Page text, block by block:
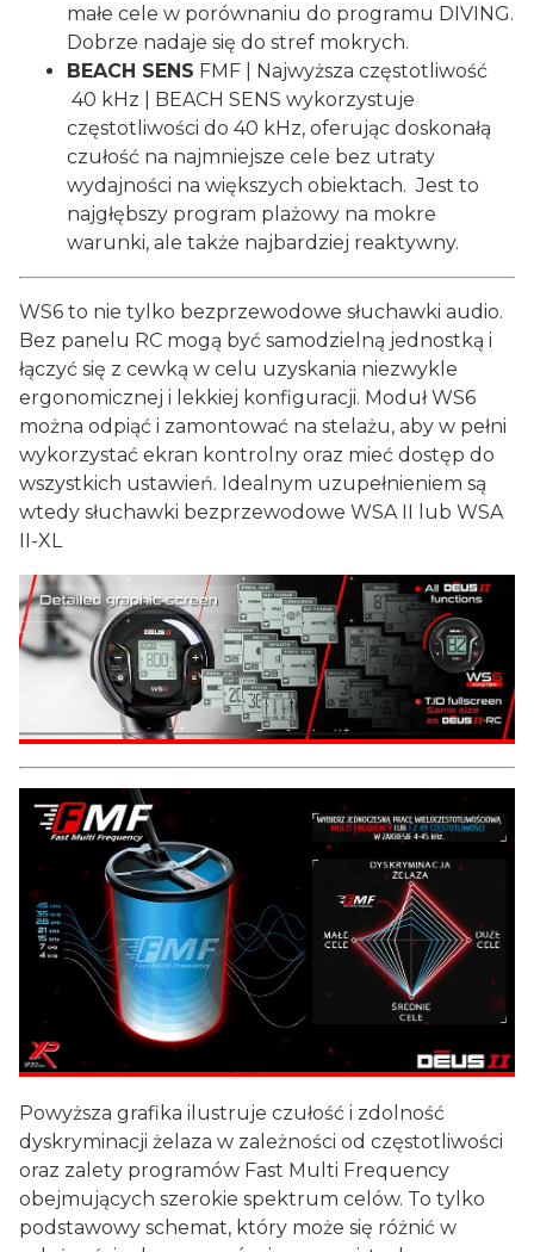
małe cele w porównaniu do programu DIVING.
Dobrze nadaje się do stref mokrych.
BEACH SENS FMF | Najwyższa częstotliwość
40 kHz | BEACH SENS wykorzystuje
częstotliwości do 40 kHz, oferując doskonałą
czułość na najmniejsze cele bez utraty
wydajności na większych obiektach. Jest to
najgłębszy program plażowy na mokre
warunki, ale także najbardziej reaktywny.
WS6 to nie tylko bezprzewodowe słuchawki audio.
Bez panelu RC mogą być samodzielną jednostką i
łączyć się z cewką w celu uzyskania niezwykle
ergonomicznej i lekkiej konfiguracji. Moduł WS6
można odpiąć i zamontować na stelażu, aby w pełni
wykorzystać ekran kontrolny oraz mieć dostęp do
wszystkich ustawień. Idealnym uzupełnieniem są
wtedy słuchawki bezprzewodowe WSA II lub WSA
II-XL
Powyższa grafika ilustruje czułość i zdolność
dyskryminacji żelaza w zależności od częstotliwości
oraz zalety programów Fast Multi Frequency
obejmujących szerokie spektrum celów. To tylko
podstawowy schemat, który może się różnić w